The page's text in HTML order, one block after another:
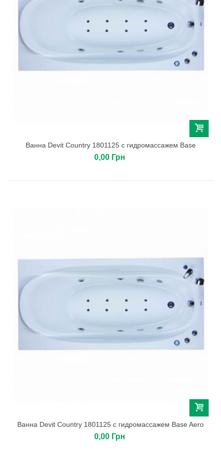
Ванна Devit Country 1801125 с гидромассажем Base
0,00 Грн
Ванна Devit Country 1801125 с гидромассажем Base Aero
0,00 Грн